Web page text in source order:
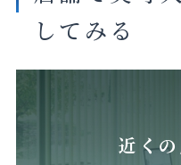
してみる
近く